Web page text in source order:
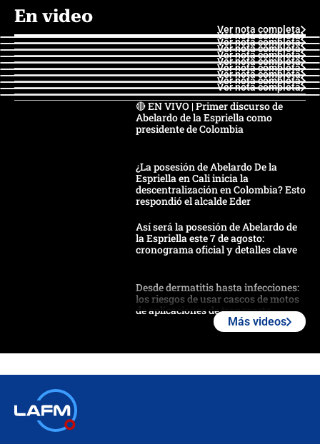
En video
Ver nota completa
Ver nota completa
Ver nota completa
Ver nota completa
Ver nota completa
Ver nota completa
Ver nota completa
Ver nota completa
Ver nota completa
Ver nota completa
🔴 EN VIVO | Primer discurso de
Abelardo de la Espriella como
presidente de Colombia
¿La posesión de Abelardo De la
Espriella en Cali inicia la
descentralización en Colombia? Esto
respondió el alcalde Eder
Así será la posesión de Abelardo de
la Espriella este 7 de agosto:
cronograma oficial y detalles clave
Desde dermatitis hasta infecciones:
los riesgos de usar cascos de motos
de aplicaciones de transporte
Más videos